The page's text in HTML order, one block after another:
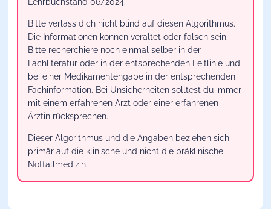
Lehrbuchstand 06/2024.
Bitte verlass dich nicht blind auf diesen Algorithmus.
Die Informationen können veraltet oder falsch sein.
Bitte recherchiere noch einmal selber in der
Fachliteratur oder in der entsprechenden Leitlinie und
bei einer Medikamentengabe in der entsprechenden
Fachinformation. Bei Unsicherheiten solltest du immer
mit einem erfahrenen Arzt oder einer erfahrenen
Ärztin rücksprechen.
Dieser Algorithmus und die Angaben beziehen sich
primär auf die klinische und nicht die präklinische
Notfallmedizin.